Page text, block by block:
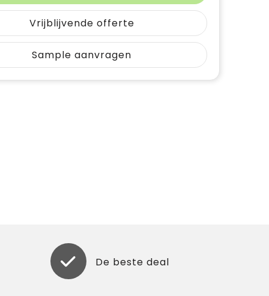
Vrijblijvende offerte
Sample aanvragen
De beste deal